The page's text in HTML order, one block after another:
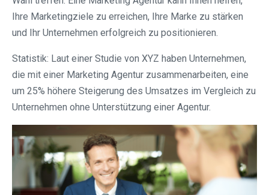
Ihre Marketingziele zu erreichen, Ihre Marke zu stärken
und Ihr Unternehmen erfolgreich zu positionieren.
Statistik: Laut einer Studie von XYZ haben Unternehmen,
die mit einer Marketing Agentur zusammenarbeiten, eine
um 25% höhere Steigerung des Umsatzes im Vergleich zu
Unternehmen ohne Unterstützung einer Agentur.